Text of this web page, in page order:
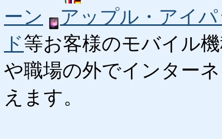
ーン
アップル・アイ
ド等お客様のモバイル
や職場の外でインター
えます。